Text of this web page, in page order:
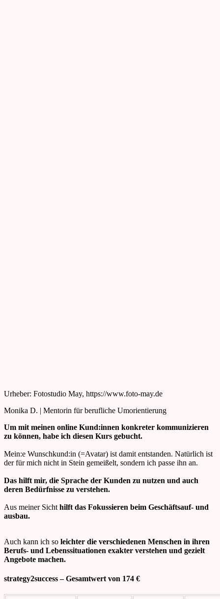
Urheber: Fotostudio May, https://www.foto-may.de
Monika D. | Mentorin für berufliche Umorientierung
Um mit meinen online Kund:innen konkreter kommunizieren
zu können, habe ich diesen Kurs gebucht.
Mein:e Wunschkund:in (=Avatar) ist damit entstanden. Natürlich ist
der für mich nicht in Stein gemeißelt, sondern ich passe ihn an.
Das hilft mir, die Sprache der Kunden zu nutzen und auch
deren Bedürfnisse zu verstehen.
Aus meiner Sicht hilft das Fokussieren beim Geschäftsauf- und
ausbau.
Auch kann ich so leichter die verschiedenen Menschen in ihren
Berufs- und Lebenssituationen exakter verstehen und gezielt
Angebote machen.
strategy2success – Gesamtwert von 174 €